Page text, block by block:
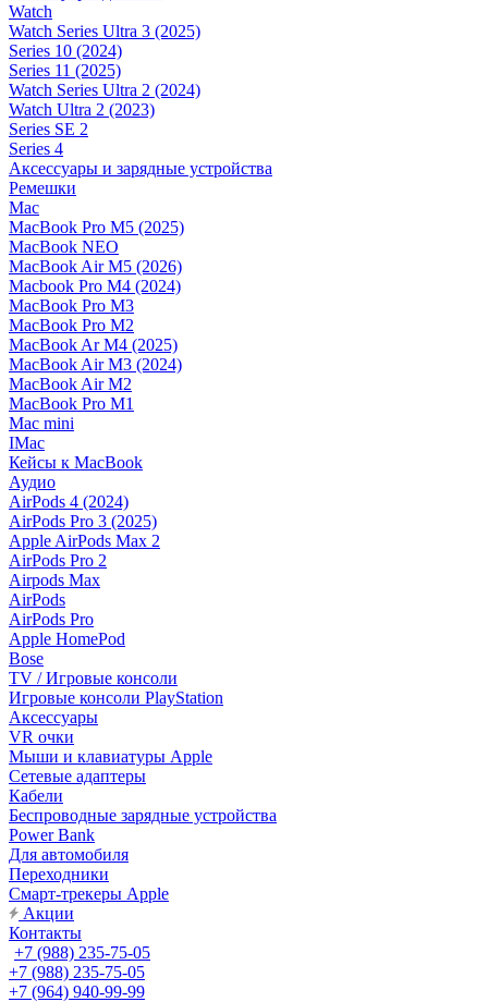
Watch
Watch Series Ultra 3 (2025)
Series 10 (2024)
Series 11 (2025)
Watch Series Ultra 2 (2024)
Watch Ultra 2 (2023)
Series SE 2
Series 4
Аксессуары и зарядные устройства
Ремешки
Mac
MacBook Pro M5 (2025)
MacBook NEO
MacBook Air M5 (2026)
Macbook Pro M4 (2024)
MacBook Pro M3
MacBook Pro M2
MacBook Ar M4 (2025)
MacBook Air M3 (2024)
MacBook Air M2
MacBook Pro M1
Mac mini
IMac
Кейсы к MacBook
Аудио
AirPods 4 (2024)
AirPods Pro 3 (2025)
Apple AirPods Max 2
AirPods Pro 2
Airpods Max
AirPods
AirPods Pro
Apple HomePod
Bose
TV / Игровые консоли
Игровые консоли PlayStation
Аксессуары
VR очки
Мыши и клавиатуры Apple
Сетевые адаптеры
Кабели
Беспроводные зарядные устройства
Power Bank
Для автомобиля
Переходники
Смарт-трекеры Apple
Акции
Контакты
+7 (988) 235-75-05
+7 (988) 235-75-05
+7 (964) 940-99-99